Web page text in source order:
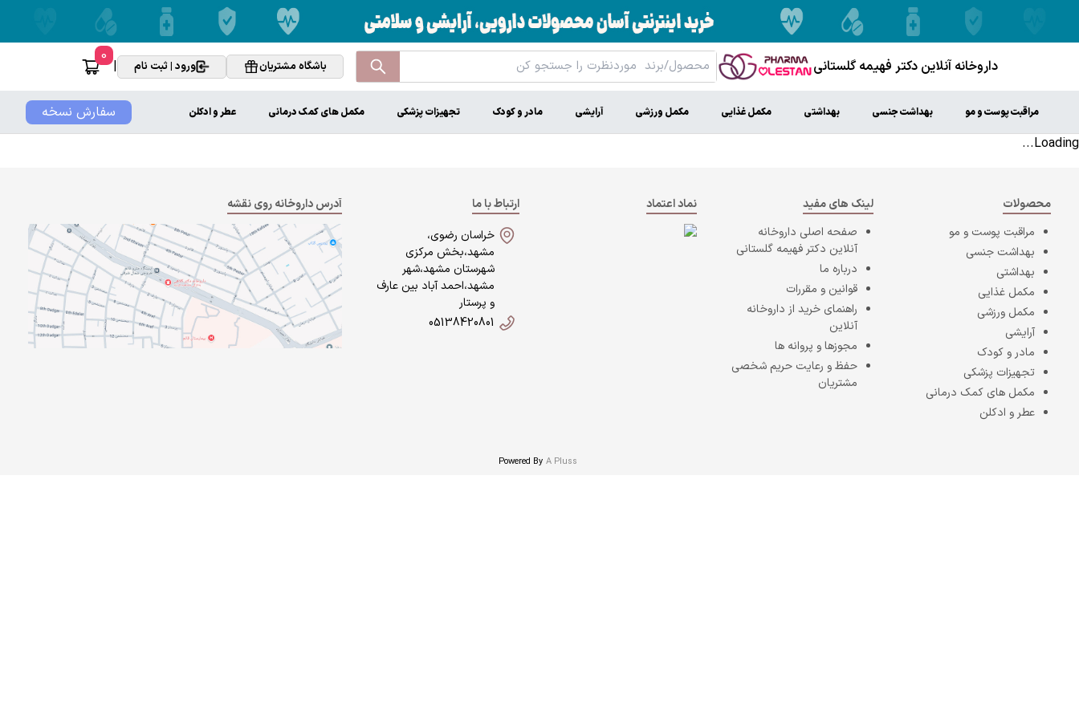
داروخانه آنلاین دکتر فهیمه گلستانی باشگاه مشتریان ورود | ثبت نام |
0
سفارش نسخه مراقبت پوست و مو بهداشت جنسی بهداشتی مکمل غذایی مکمل ورزشی آرایشی مادر و کودک تجهیزات پزشکی مکمل های کمک درمانی عطر و ادکلن
Loading...
محصولات
مراقبت پوست و مو
بهداشت جنسی
بهداشتی
مکمل غذایی
مکمل ورزشی
آرایشی
مادر و کودک
تجهیزات پزشکی
مکمل های کمک درمانی
عطر و ادکلن
لینک های مفید
صفحه اصلی داروخانه
آنلاین دکتر فهیمه گلستانی
درباره ما
قوانین و مقررات
راهنمای خرید از داروخانه
آنلاین
مجوزها و پروانه ها
حفظ و رعایت حریم شخصی
مشتریان
نماد اعتماد
ارتباط با ما
خراسان رضوی،
مشهد،بخش مرکزی
شهرستان مشهد،شهر
مشهد،احمد آباد بین عارف
و پرستار
05138420801
آدرس داروخانه روی نقشه
A Pluss
Powered By